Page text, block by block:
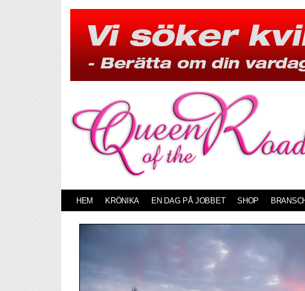
HEM KRÖNIKA EN DAG PÅ JOBBET SHOP